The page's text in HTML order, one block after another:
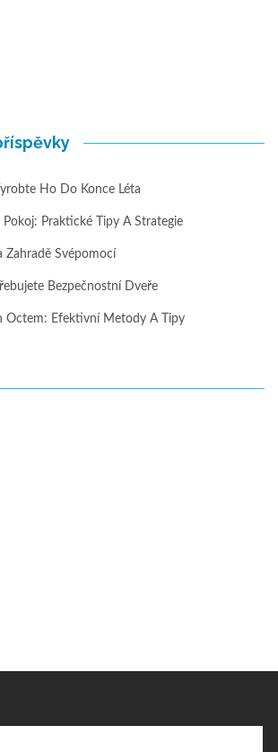
Ho Do Konce Léta
Pokoj: Praktické Tipy A Strategie
Zahradě Svépomocí
Bezpečnostní Dveře
Octem: Efektivní Metody A Tipy